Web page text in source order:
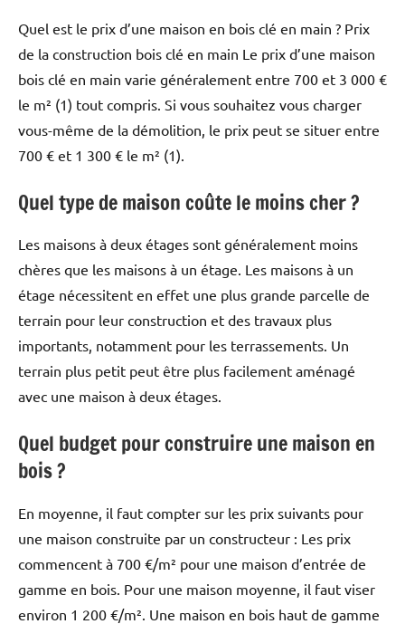
Quel est le prix d’une maison en bois clé en main ? Prix ​​
de la construction bois clé en main Le prix d’une maison
bois clé en main varie généralement entre 700 et 3 000 €
le m² (1) tout compris. Si vous souhaitez vous charger
vous-même de la démolition, le prix peut se situer entre
700 € et 1 300 € le m² (1).
Quel type de maison coûte le moins cher ?
Les maisons à deux étages sont généralement moins
chères que les maisons à un étage. Les maisons à un
étage nécessitent en effet une plus grande parcelle de
terrain pour leur construction et des travaux plus
importants, notamment pour les terrassements. Un
terrain plus petit peut être plus facilement aménagé
avec une maison à deux étages.
Quel budget pour construire une maison en
bois ?
En moyenne, il faut compter sur les prix suivants pour
une maison construite par un constructeur : Les prix
commencent à 700 €/m² pour une maison d’entrée de
gamme en bois. Pour une maison moyenne, il faut viser
environ 1 200 €/m². Une maison en bois haut de gamme